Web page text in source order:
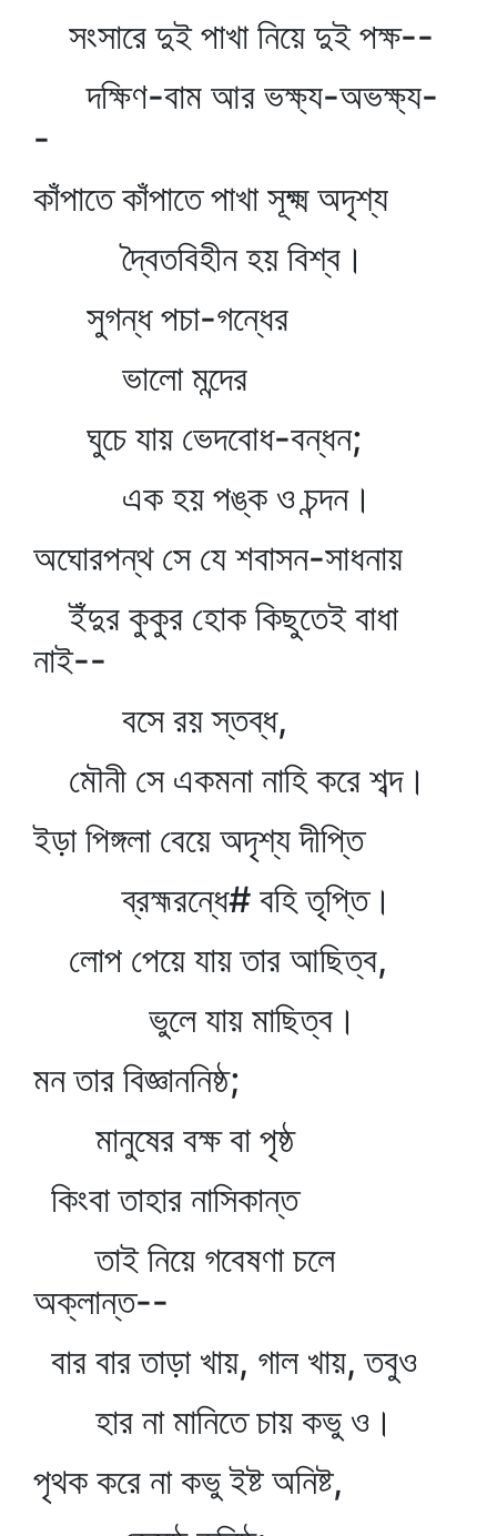
সংসারে দুই পাখা নিয়ে দুই পক্ষ--
দক্ষিণ-বাম আর ভক্ষ্য-অভক্ষ্য-
-
কাঁপাতে কাঁপাতে পাখা সূক্ষ্ম অদৃশ্য
দ্বৈতবিহীন হয় বিশ্ব।
সুগন্ধ পচা-গন্ধের
ভালো মন্দের
ঘুচে যায় ভেদবোধ-বন্ধন;
এক হয় পঙ্ক ও চন্দন।
অঘোরপন্থ সে যে শবাসন-সাধনায়
ইঁদুর কুকুর হোক কিছুতেই বাধা
নাই--
বসে রয় স্তব্ধ,
মৌনী সে একমনা নাহি করে শব্দ।
ইড়া পিঙ্গলা বেয়ে অদৃশ্য দীপ্তি
ব্রহ্মরন্ধে# বহি তৃপ্তি।
লোপ পেয়ে যায় তার আছিত্ব,
ভুলে যায় মাছিত্ব।
মন তার বিজ্ঞাননিষ্ঠ;
মানুষের বক্ষ বা পৃষ্ঠ
কিংবা তাহার নাসিকান্ত
তাই নিয়ে গবেষণা চলে
অক্লান্ত--
বার বার তাড়া খায়, গাল খায়, তবুও
হার না মানিতে চায় কভু ও।
পৃথক করে না কভু ইষ্ট অনিষ্ট,